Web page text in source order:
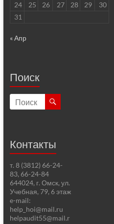
24
25 26 27 28 29
30
31
« Апр
Поиск
Контакты
т. 8 (3812) 66-24-
83, 66-24-84
644024, г. Омск, ул.
Учебная, 79, 6 этаж
e-mail:
help_hoi@mail.ru
helpaudit55@mail.r